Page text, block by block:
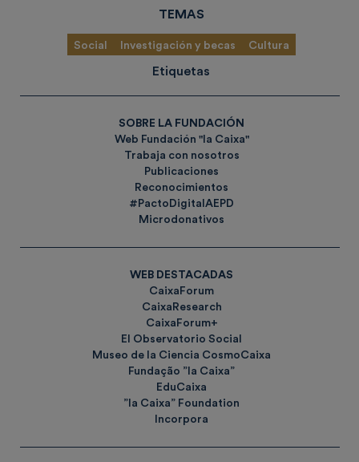
TEMAS
Social Investigación y becas Cultura
Etiquetas
SOBRE LA FUNDACIÓN
Web Fundación "la Caixa"
Trabaja con nosotros
Publicaciones
Reconocimientos
#PactoDigitalAEPD
Microdonativos
WEB DESTACADAS
CaixaForum
CaixaResearch
CaixaForum+
El Observatorio Social
Museo de la Ciencia CosmoCaixa
Fundação ”la Caixa”
EduCaixa
”la Caixa” Foundation
Incorpora